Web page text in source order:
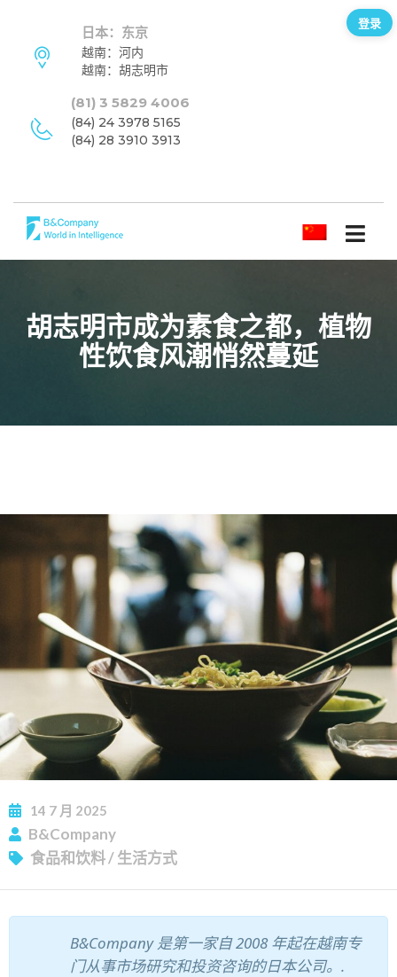
日本：东京
越南：河内
越南：胡志明市
(81) 3 5829 4006
(84) 24 3978 5165
(84) 28 3910 3913
简体中文
胡志明市成为素食之都，植物
性饮食风潮悄然蔓延
14 7 月 2025
B&Company
食品和饮料/生活方式
B&Company 是第一家自 2008 年起在越南专
门从事市场研究和投资咨询的日本公司。.
登录
订阅新闻通讯